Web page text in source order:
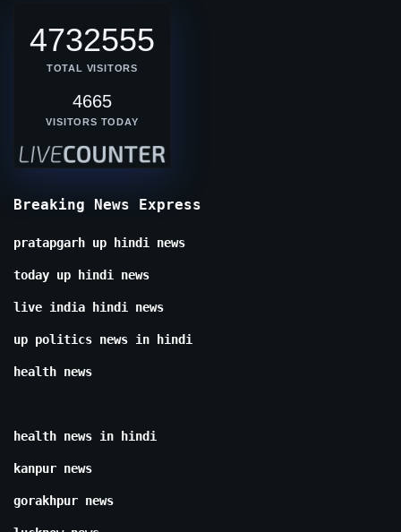
4732555
TOTAL VISITORS
4665
VISITORS TODAY
Breaking News Express
pratapgarh up hindi news
today up hindi news
live india hindi news
up politics news in hindi
health news
health news in hindi
kanpur news
gorakhpur news